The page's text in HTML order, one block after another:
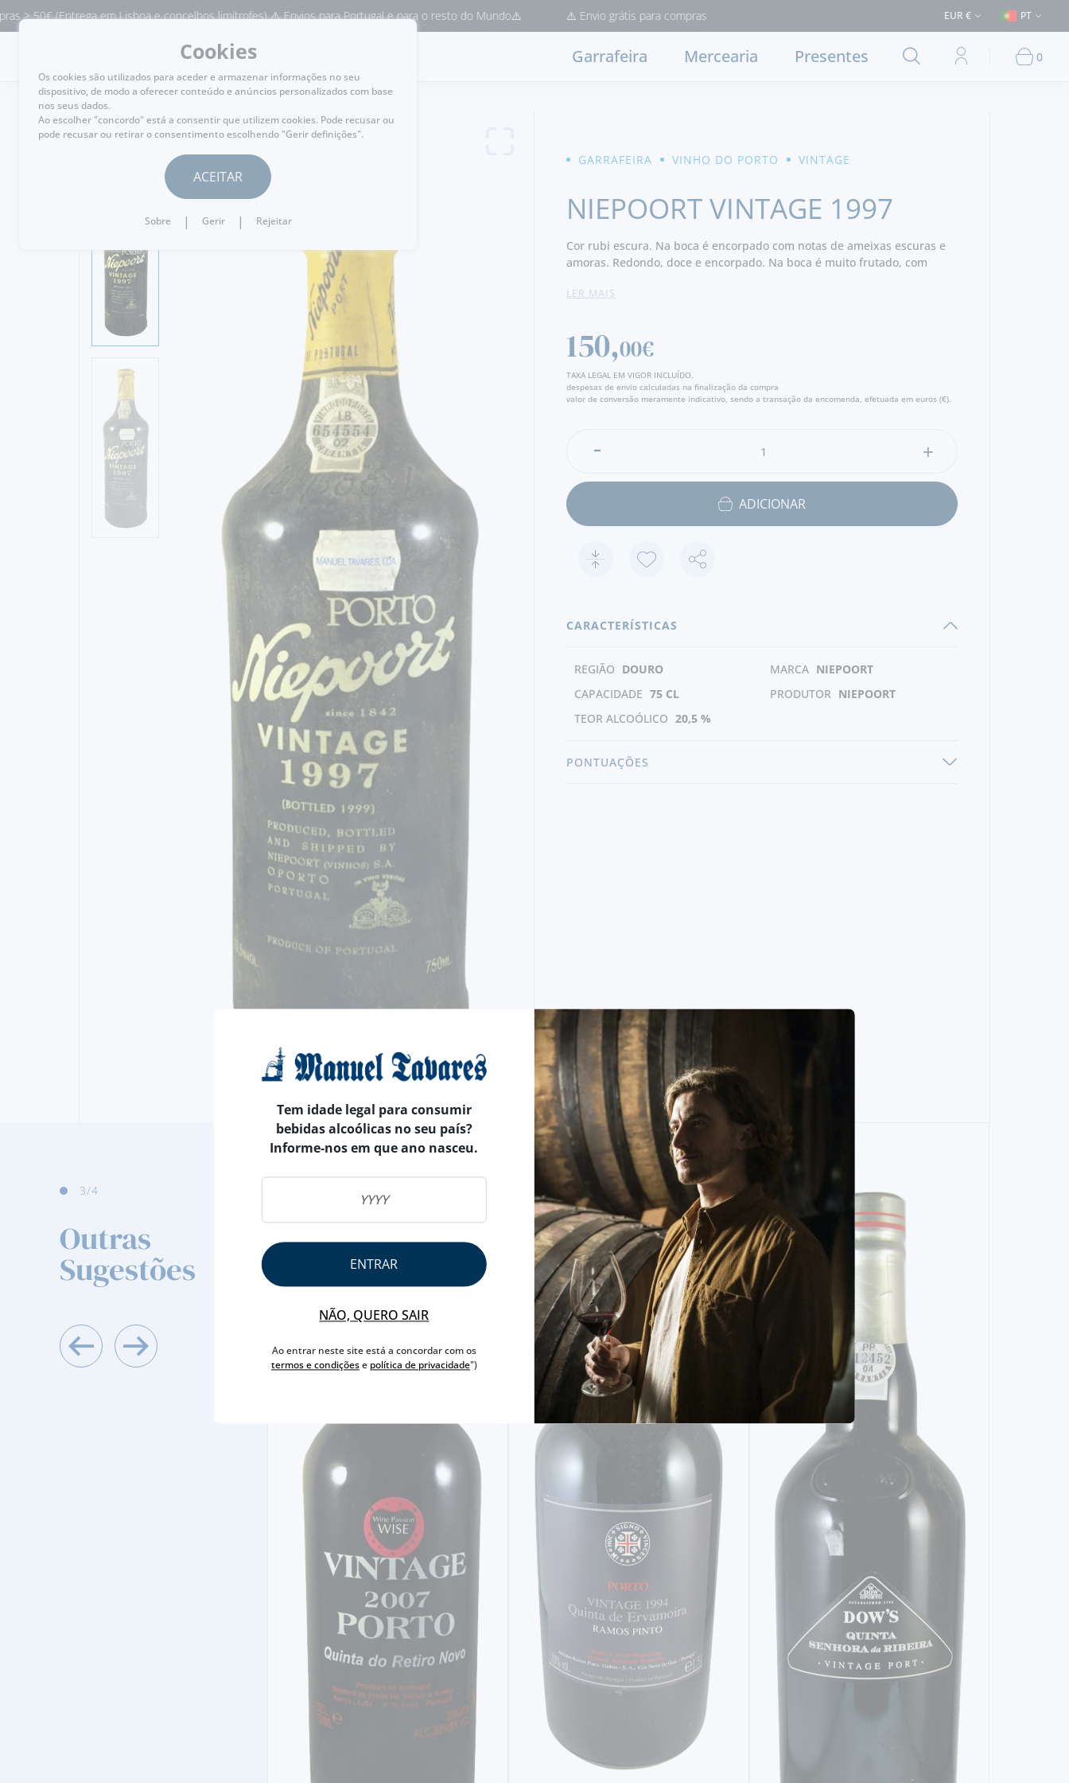
em Lisboa e concelhos limítrofes) ⚠️ Envios para Portugal e para o resto do Mundo⚠️ ⚠️ Envio grátis para compras > 50€ (Entrega em Lisboa e concelhos limítrofes) ⚠️ Envios para Portugal e para
EUR € PT
MENU
Garrafeira Mercearia Presentes 0
VOLTAR
GARRAFEIRA
VINHO DO PORTO VINTAGE
NIEPOORT VINTAGE 1997
Cor rubi escura. Na boca é encorpado com notas de ameixas escuras e
amoras. Redondo, doce e encorpado. Na boca é muito frutado, com
LER MAIS
150,00€
TAXA LEGAL EM VIGOR INCLUÍDO.
despesas de envio calculadas na finalização da compra
valor de conversão meramente indicativo, sendo a transação da encomenda, efetuada em euros (€).
ADICIONAR
CARACTERÍSTICAS
REGIÃO DOURO MARCA NIEPOORT
CAPACIDADE 75 CL PRODUTOR NIEPOORT
TEOR ALCOÓLICO 20,5 %
PONTUAÇÕES
4/4
Outras
Sugestões
Tem idade legal para consumir
bebidas alcoólicas no seu país?
Informe-nos em que ano nasceu.
ENTRAR
NÃO, QUERO SAIR
Ao entrar neste site está a concordar com os
termos e condiçõese política de privacidade")
Cookies
Os cookies são utilizados para aceder e armazenar informações no seu
dispositivo, de modo a oferecer conteúdo e anúncios personalizados com base
nos seus dados.
Ao escolher "concordo" está a consentir que utilizem cookies. Pode recusar ou
pode recusar ou retirar o consentimento escolhendo "Gerir definições".
ACEITAR
Sobre | Gerir | Rejeitar